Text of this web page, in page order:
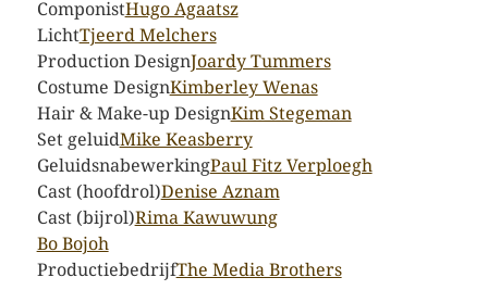
ComponistHugo Agaatsz
LichtTjeerd Melchers
Production DesignJoardy Tummers
Costume DesignKimberley Wenas
Hair & Make-up DesignKim Stegeman
Set geluidMike Keasberry
GeluidsnabewerkingPaul Fitz Verploegh
Cast (hoofdrol)Denise Aznam
Cast (bijrol)Rima Kawuwung
Bo Bojoh
ProductiebedrijfThe Media Brothers